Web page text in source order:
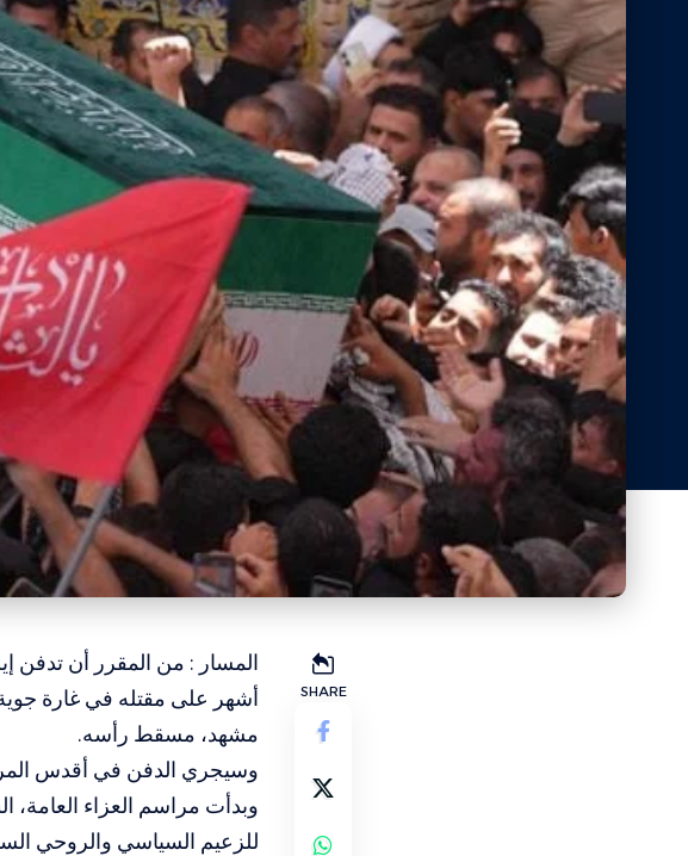
SHARE
المسار : من المقرر أن تدفن
أشهر على مقتله في غارة
مشهد، مسقط رأسه.
وسيجري الدفن في أقدس
وبدأت مراسم العزاء